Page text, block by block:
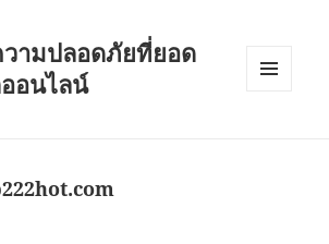
ามปลอดภัยที่ยอด
อนไลน์